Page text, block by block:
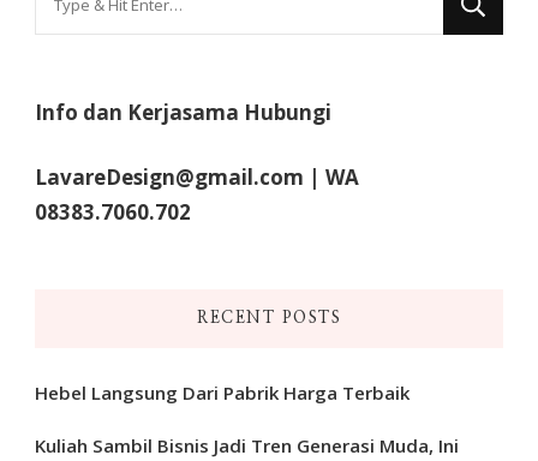
Info dan Kerjasama Hubungi
LavareDesign@gmail.com | WA
08383.7060.702
RECENT POSTS
Hebel Langsung Dari Pabrik Harga Terbaik
Kuliah Sambil Bisnis Jadi Tren Generasi Muda, Ini